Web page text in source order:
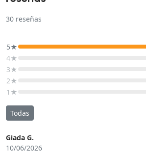
30 reseñas
5★
4★
3★
2★
1★
Todas
Giada G.
10/06/2026